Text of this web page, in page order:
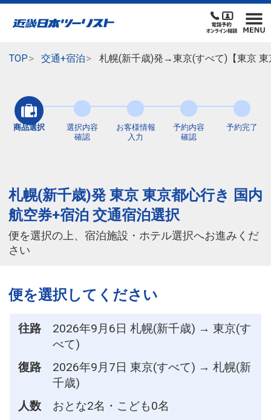
TOP 交通+宿泊 札幌(新千歳)発→東京(すべて)【東京
商品選択
選択内容
確認
お客様情報
入力
予約内容
確認
予約完了
札幌(新千歳)発 東京 東京都心行き 国内
航空券+宿泊 交通宿泊選択
便を選択の上、宿泊施設・ホテル選択へお進みくだ
さい
便を選択してください
往路
2026年9月6日 札幌(新千歳) → 東京(す
べて)
復路
2026年9月7日 東京(すべて) → 札幌(新
千歳)
人数
おとな2名・こども0名